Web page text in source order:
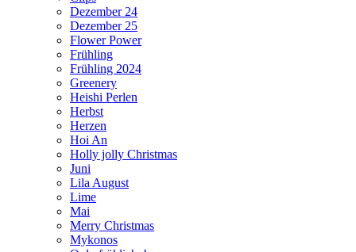
Dezember 24
Dezember 25
Flower Power
Frühling
Frühling 2024
Greenery
Heishi Perlen
Herbst
Herzen
Hoi An
Holly jolly Christmas
Juni
Lila August
Lime
Mai
Merry Christmas
Mykonos